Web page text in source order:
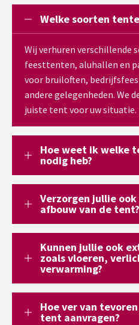
Welke soorten
Wij verhuren verschillende
feesttenten, aluhallen en
voor bruiloften,
andere gelegenheden. We
juiste tent voor uw situatie.
Hoe weet ik welke
nodig heb?
Verzorgen jullie ook
afbouw van de tent?
Kunnen jullie ook
zoals vloeren,
verwarming?
Hoe ver van
tent aanvragen?